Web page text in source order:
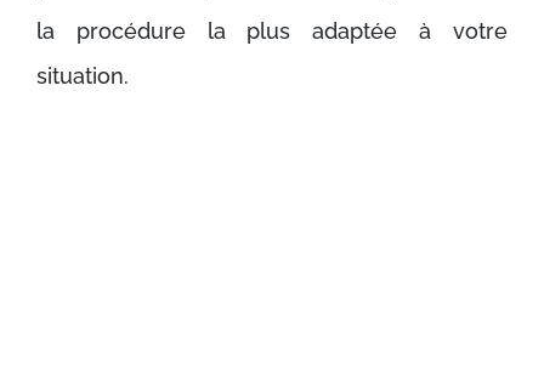
la procédure la plus adaptée à votre
situation.